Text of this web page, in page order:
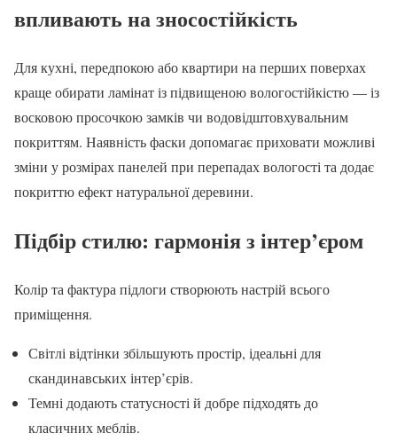
впливають на зносостійкість
Для кухні, передпокою або квартири на перших поверхах
краще обирати ламінат із підвищеною вологостійкістю — із
восковою просочкою замків чи водовідштовхувальним
покриттям. Наявність фаски допомагає приховати можливі
зміни у розмірах панелей при перепадах вологості та додає
покриттю ефект натуральної деревини.
Підбір стилю: гармонія з інтер’єром
Колір та фактура підлоги створюють настрій всього
приміщення.
Світлі відтінки збільшують простір, ідеальні для
скандинавських інтер’єрів.
Темні додають статусності й добре підходять до
класичних меблів.